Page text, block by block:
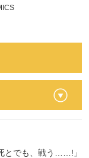
とでも、戦う……!」